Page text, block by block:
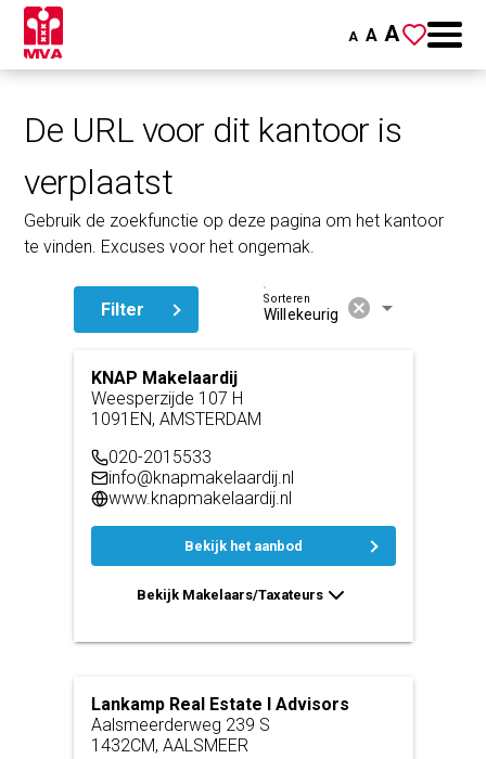
A A A
De URL voor dit kantoor is
verplaatst
Gebruik de zoekfunctie op deze pagina om het kantoor
te vinden. Excuses voor het ongemak.
Filter Willekeurig
Sorteren cancel arrow_drop_down
KNAP Makelaardij
Weesperzijde 107 H
1091EN, AMSTERDAM
020-2015533
info@knapmakelaardij.nl
www.knapmakelaardij.nl
Bekijk het aanbod
Bekijk Makelaars/Taxateurs
Lankamp Real Estate I Advisors
Aalsmeerderweg 239 S
1432CM, AALSMEER